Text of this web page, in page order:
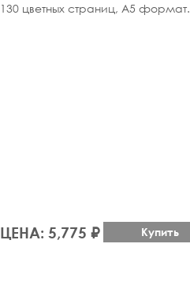
130 цветных страниц, A5 формат.
ЦЕНА: 5,775 ₽ Купить